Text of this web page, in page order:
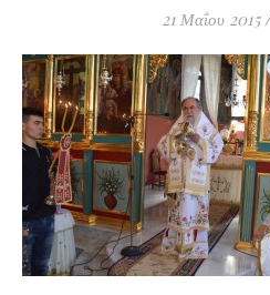
21 Μαΐου 2015 /